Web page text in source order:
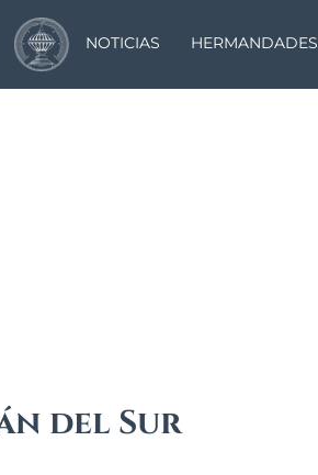
NOTICIAS HERMANDADES
del Sur